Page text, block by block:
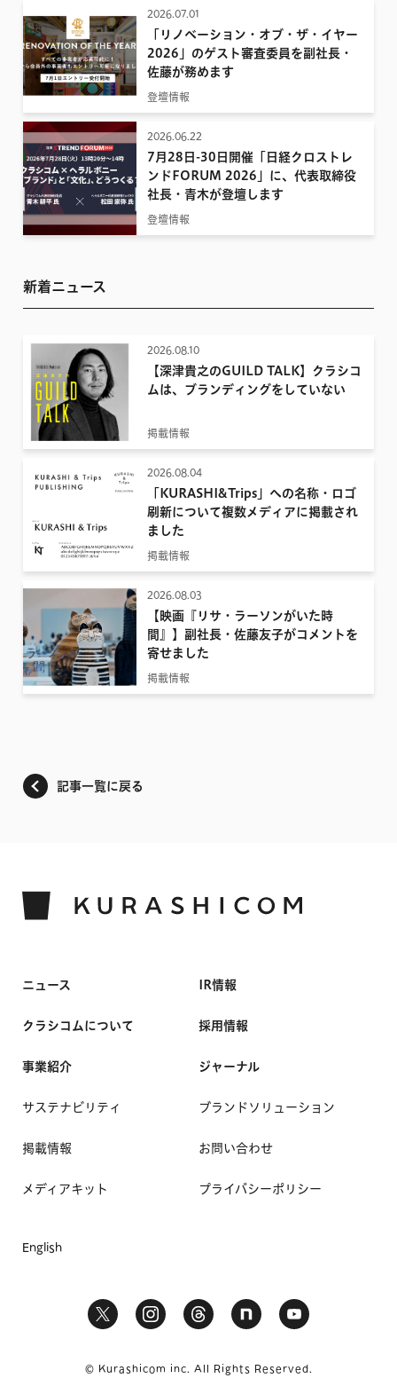
2026.07.01
「リノベーション・オブ・ザ・イヤー
2026」のゲスト審査委員を副社長・
佐藤が務めます
登壇情報
2026.06.22
7月28日-30日開催「日経クロストレ
ンドFORUM 2026」に、代表取締役
社長・青木が登壇します
登壇情報
新着ニュース
2026.08.10
【深津貴之のGUILD TALK】クラシコ
ムは、ブランディングをしていない
掲載情報
2026.08.04
「KURASHI&Trips」への名称・ロゴ
刷新について複数メディアに掲載され
ました
掲載情報
2026.08.03
【映画『リサ・ラーソンがいた時
間』】副社長・佐藤友子がコメントを
寄せました
掲載情報
記事一覧に戻る
ニュース
クラシコムについて
事業紹介
IR情報
採用情報
ジャーナル
サステナビリティ
掲載情報
メディアキット
ブランドソリューション
お問い合わせ
プライバシーポリシー
English
© Kurashicom inc. All Rights Reserved.